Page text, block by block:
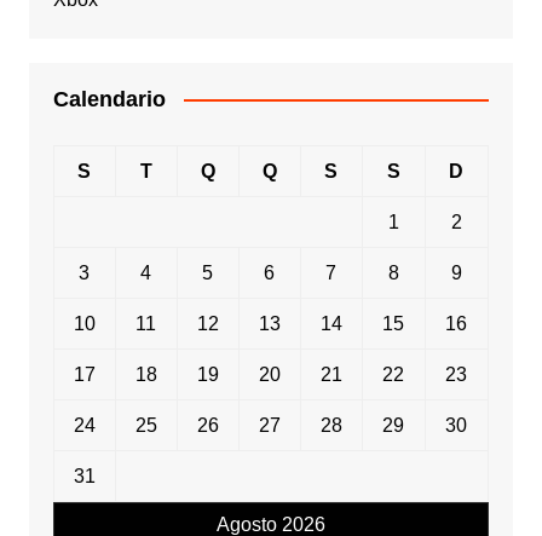
Calendario
Agosto 2026
S T Q Q S S D
1 2
3 4 5 6 7 8 9
10 11 12 13 14 15 16
17 18 19 20 21 22 23
24 25 26 27 28 29 30
31